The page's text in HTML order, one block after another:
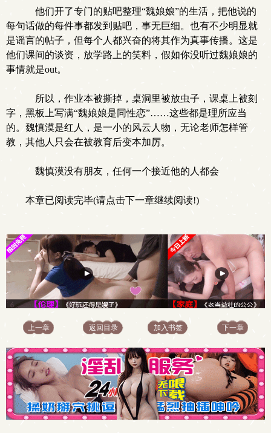
他们开了专门的贴吧整理“魏娘娘”的生活，把他说的
每句话做的每件事都发到贴吧，事无巨细。也有不少明显就
是谣言的帖子，但每个人都兴奋的将其作为真事传播。这是
他们课间的谈资，放学路上的笑料，假如你没听过魏娘娘的
事情就是out。
所以，作业本被撕掉，桌洞里被放虫子，课桌上被刻
字，黑板上写满“魏娘娘是同性恋”……这些都是理所应当
的。魏慎漠是红人，是一小的风云人物，无论老师怎样管
教，其他人只会在被教育后变本加厉。
魏慎漠没有朋友，任何一个接近他的人都会
本章已阅读完毕(请点击下一章继续阅读!)
上一章 返回目录 加入书签 下一章